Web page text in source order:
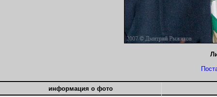
информация о фото